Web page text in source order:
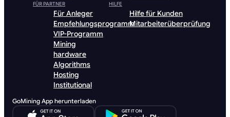
FÜR PARTNER
Für Anleger
Empfehlungsprogramm
VIP-Programm
Mining
hardware
Algorithms
Hosting
Institutional
HILFE
Hilfe für Kunden
Mitarbeiterüberprüfung
GoMining App herunterladen